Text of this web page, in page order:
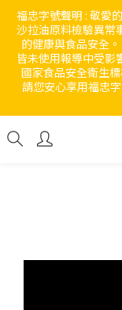
福忠字號聲明 : 敬愛
沙拉油原料檢驗異常
的健康與食品安全
皆未使用報導中受影
國家食品安全衛生
請您安心享用福忠